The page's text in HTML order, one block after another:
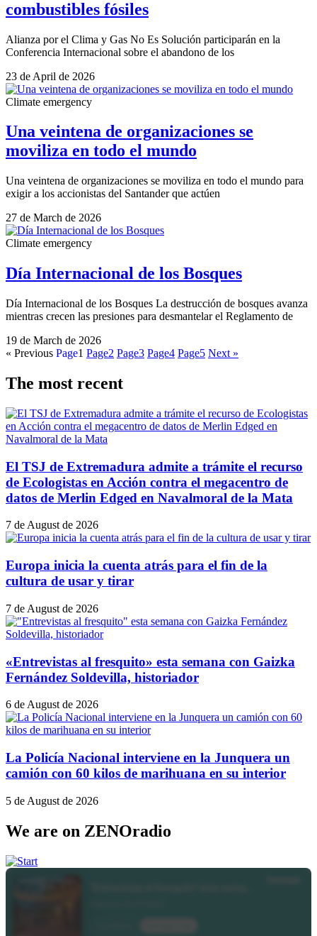
combustibles fósiles
Alianza por el Clima y Gas No Es Solución participarán en la
Conferencia Internacional sobre el abandono de los
23 de April de 2026
Climate emergency
Una veintena de organizaciones se
moviliza en todo el mundo
Una veintena de organizaciones se moviliza en todo el mundo para
exigir a los accionistas del Santander que actúen
27 de March de 2026
Climate emergency
Día Internacional de los Bosques
Día Internacional de los Bosques La destrucción de bosques avanza
mientras crecen las presiones para desmantelar el Reglamento de
19 de March de 2026
« Previous Page1 Page2 Page3 Page4 Page5 Next »
The most recent
El TSJ de Extremadura admite a trámite el recurso
de Ecologistas en Acción contra el megacentro de
datos de Merlin Edged en Navalmoral de la Mata
7 de August de 2026
Europa inicia la cuenta atrás para el fin de la
cultura de usar y tirar
7 de August de 2026
«Entrevistas al fresquito» esta semana con Gaizka
Fernández Soldevilla, historiador
6 de August de 2026
La Policía Nacional interviene en la Junquera un
camión con 60 kilos de marihuana en su interior
5 de August de 2026
We are on ZENOradio